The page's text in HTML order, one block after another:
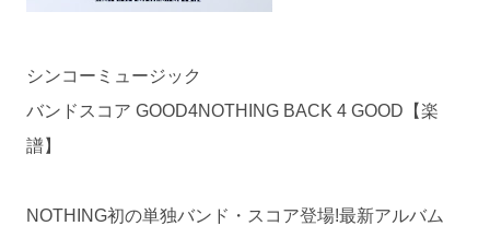
シンコーミュージック
バンドスコア GOOD4NOTHING BACK 4 GOOD【楽
譜】
NOTHING初の単独バンド・スコア登場!最新アルバム